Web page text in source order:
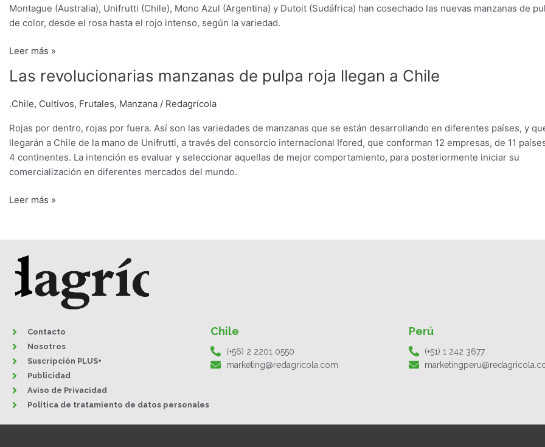
Montague (Australia), Unifrutti (Chile), Mono Azul (Argentina) y Dutoit (Sudáfrica) han cosechado las nuevas manzanas de
de color, desde el rosa hasta el rojo intenso, según la variedad.
Leer más »
Las revolucionarias manzanas de pulpa roja llegan a Chile
.Chile, Cultivos, Frutales, Manzana / Redagrícola
Rojas por dentro, rojas por fuera. Así son las variedades de manzanas que se están desarrollando en diferentes países, y
llegarán a Chile de la mano de Unifrutti, a través del consorcio internacional Ifored, que conforman 12 empresas, de 11
4 continentes. La intención es evaluar y seleccionar aquellas de mejor comportamiento, para posteriormente iniciar su
comercialización en diferentes mercados del mundo.
Las
manzanas
pulpa
roja
llegan
a
Leer más »
Contacto
Nosotros
Suscripción PLUS+
Publicidad
Aviso de Privacidad
Política de tratamiento de datos personales
Chile
(+56) 2 2201 0550
marketing@redagricola.com
Perú
(+51) 1 242 3677